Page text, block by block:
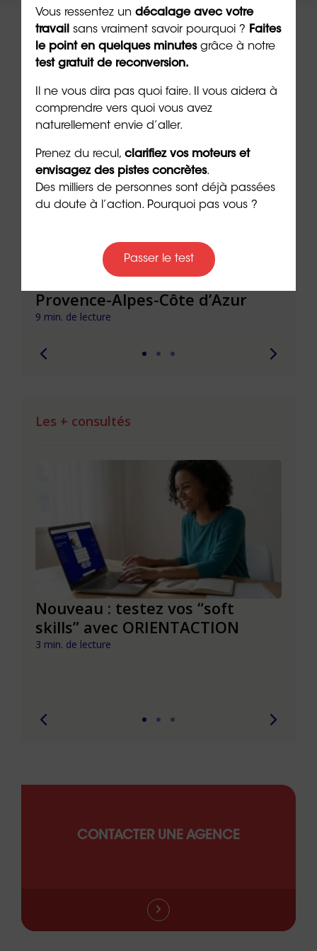
À lire sur le même thème
Réussir sa reconversion en
Provence-Alpes-Côte d’Azur
9 min. de lecture
Les + consultés
Nouveau : testez vos “soft
skills” avec ORIENTACTION
3 min. de lecture
CONTACTER UNE AGENCE
Vous ressentez un décalage avec votre
travail sans vraiment savoir pourquoi ? Faites
le point en quelques minutesgrâce à notre
test gratuit de reconversion.
Il ne vous dira pas quoi faire. Il vous aidera à
comprendre vers quoi vous avez
naturellement envie d’aller.
Prenez du recul, clarifiez vos moteurs et
envisagez des pistes concrètes.
Des milliers de personnes sont déjà passées
du doute à l’action. Pourquoi pas vous ?
Passer le test